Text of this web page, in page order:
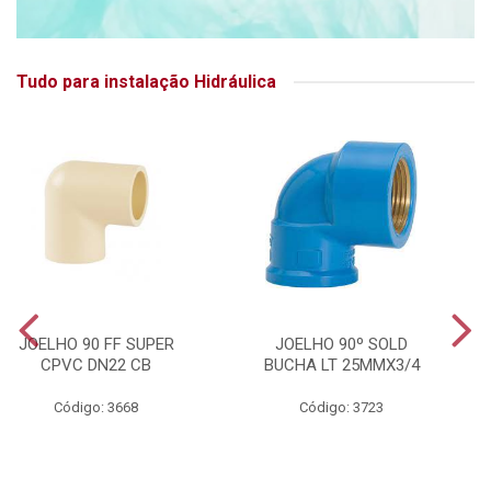
Tudo para instalação Hidráulica
JOELHO 90 FF SUPER
CPVC DN22 CB
Código: 3668
JOELHO 90º SOLD
BUCHA LT 25MMX3/4
Código: 3723